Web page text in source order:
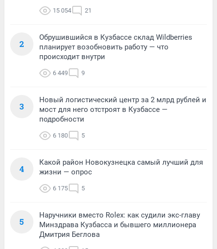
15 054 21
2
Обрушившийся в Кузбассе склад Wildberries
планирует возобновить работу — что
происходит внутри
6 449 9
3
Новый логистический центр за 2 млрд рублей и
мост для него отстроят в Кузбассе —
подробности
6 180 5
4
Какой район Новокузнецка самый лучший для
жизни — опрос
6 175 5
5
Наручники вместо Rolex: как судили экс-главу
Минздрава Кузбасса и бывшего миллионера
Дмитрия Беглова